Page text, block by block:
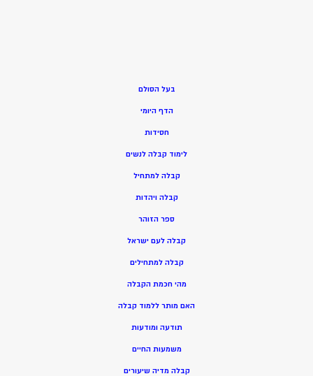
בעל הסולם
הדף היומי
חסידות
לימוד קבלה לנשים
קבלה למתחיל
קבלה ויהדות
ספר הזוהר
קבלה לעם ישראל
קבלה למתחילים
מהי חכמת הקבלה
האם מותר ללמוד קבלה
תודעה ומודעות
משמעות החיים
קבלה מדיה שיעורים